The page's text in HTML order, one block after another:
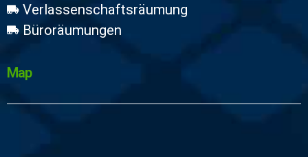
Verlassenschaftsräumung
Büroräumungen
Map